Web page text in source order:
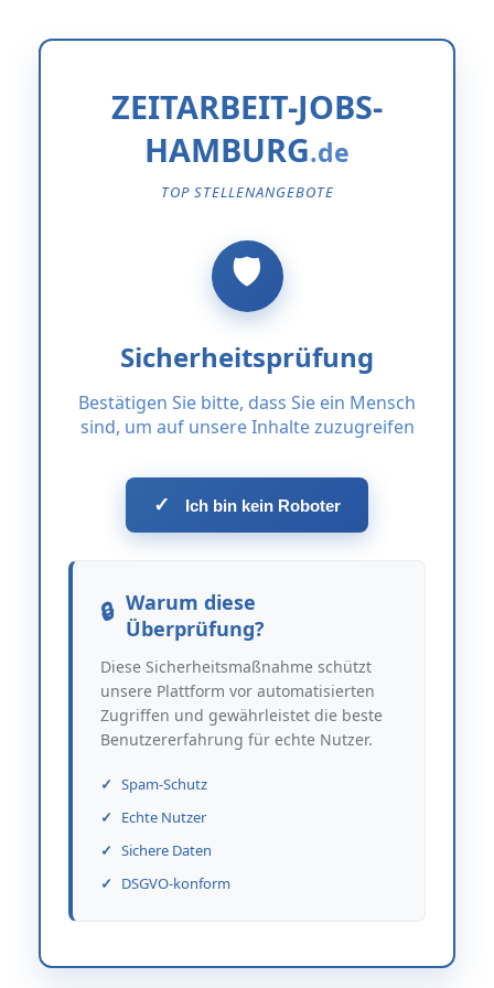
ZEITARBEIT-JOBS-
HAMBURG
TOP STELLENANGEBOTE
Sicherheitsprüfung
Bestätigen Sie bitte, dass Sie ein Mensch
sind, um auf unsere Inhalte zuzugreifen
✓ Ich bin kein Roboter
Warum diese
Überprüfung?
Diese Sicherheitsmaßnahme schützt
unsere Plattform vor automatisierten
Zugriffen und gewährleistet die beste
Benutzererfahrung für echte Nutzer.
Spam-Schutz
Echte Nutzer
Sichere Daten
DSGVO-konform